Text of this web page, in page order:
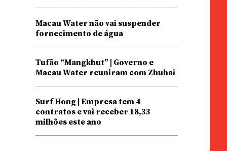
Macau Water não vai suspender
fornecimento de água
Tufão “Mangkhut” | Governo e
Macau Water reuniram com Zhuhai
Surf Hong | Empresa tem 4
contratos e vai receber 18,33
milhões este ano